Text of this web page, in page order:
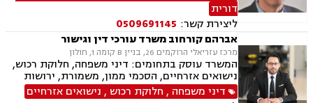
דורית
ליצירת קשר: 0509691145
אברהם קורחוב משרד עורכי דין וגישור
מרכז עזריאלי הרוקמים 26, בניין B קומה 1, חולון
המשרד עוסק בתחומים: דיני משפחה, חלוקת רכוש,
נישואים אזרחיים, הסכמי ממון, משמורת, ירושות
וצוואות, גירושין, זמני שהות, מזונות, ידועים בציבור,
גישור ובוררות, גישור במשפחה, תיאום הורי, ניכור
דיני משפחה , חלוקת רכוש , נישואים אזרחיים